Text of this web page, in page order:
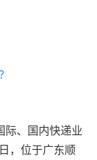
际、国内快递业
，位于广东顺